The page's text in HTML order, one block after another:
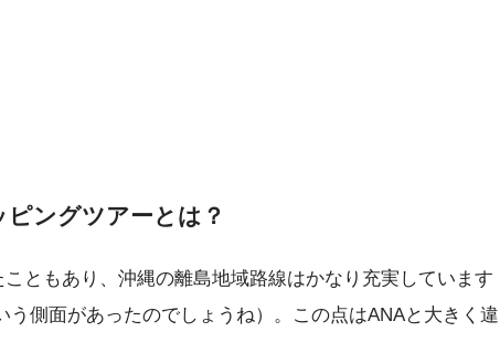
ングツアーとは？
ともあり、沖縄の離島地域路線はかなり充実しています
う側面があったのでしょうね）。この点はANAと大きく違